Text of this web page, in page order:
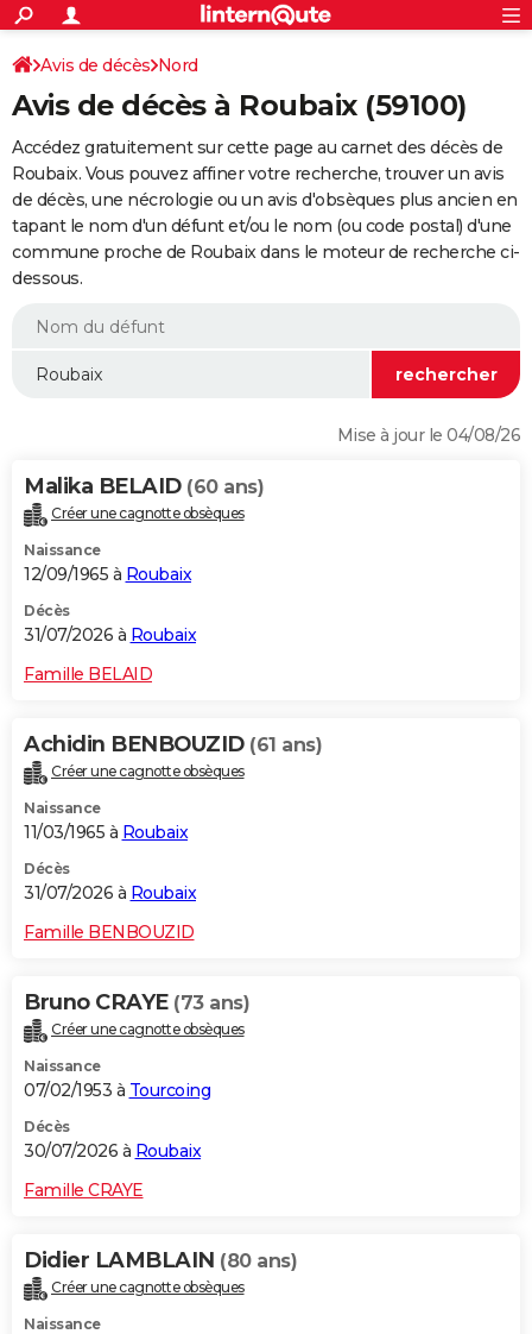
ACTUALITÉS
Politique
Société
Faits Divers
Education
Monde
Villes
+
SPORT
Coupe du monde 2026
Football
Tennis
Cyclisme
Rugby
Forum
Programme TV
TNT
Streaming
Cinéma
Sorties cinéma
Musique
+
FINANCE
Retraite
Epargne
Immobilier
Risques naturels par ville
Assurance
AUTO
Essais
Réserver un essai
Citadines
Berlines
SUV
Forum auto
+
HIGH-TECH
BRICOLAGE
WEEK-END
Alimentation
Guide de la santé
Maladies
Médicaments
Sommeil
VOYAGE
Destinations
City break
Voyage nature
Voyage de noces
Forum
Climat
+PHOTO
GUIDES D'ACHAT
Carte de Noël
Carte Bonne année
Carte Saint-Valentin
Carte Pâques
Carte d'anniversaire
DICTIONNAIRE
Dictionnaire
Biographies
Citations
Expressions
Proverbes
PROGRAMME TV
S'inscrire
Se connecter
Lycées
Collèges
Primaires
Universités
Entreprises
Service militaire
Avis de recherche
AVIS DE DÉCÈS
FORUM
Avis de décès Nord
Avis de décès à Roubaix (59100)
Accédez gratuitement sur cette page au carnet des décès de
Roubaix. Vous pouvez affiner votre recherche, trouver un avis
de décès, une nécrologie ou un avis d'obsèques plus ancien en
tapant le nom d'un défunt et/ou le nom (ou code postal) d'une
commune proche de Roubaix dans le moteur de recherche ci-
dessous.
Mise à jour le 04/08/26
Malika BELAID (60 ans)
Créer une cagnotte obsèques
Naissance
12/09/1965 à Roubaix
Décès
31/07/2026 à Roubaix
Famille BELAID
Achidin BENBOUZID (61 ans)
Créer une cagnotte obsèques
Naissance
11/03/1965 à Roubaix
Décès
31/07/2026 à Roubaix
Famille BENBOUZID
Bruno CRAYE (73 ans)
Créer une cagnotte obsèques
Naissance
07/02/1953 à Tourcoing
Décès
30/07/2026 à Roubaix
Famille CRAYE
Didier LAMBLAIN (80 ans)
Créer une cagnotte obsèques
Naissance